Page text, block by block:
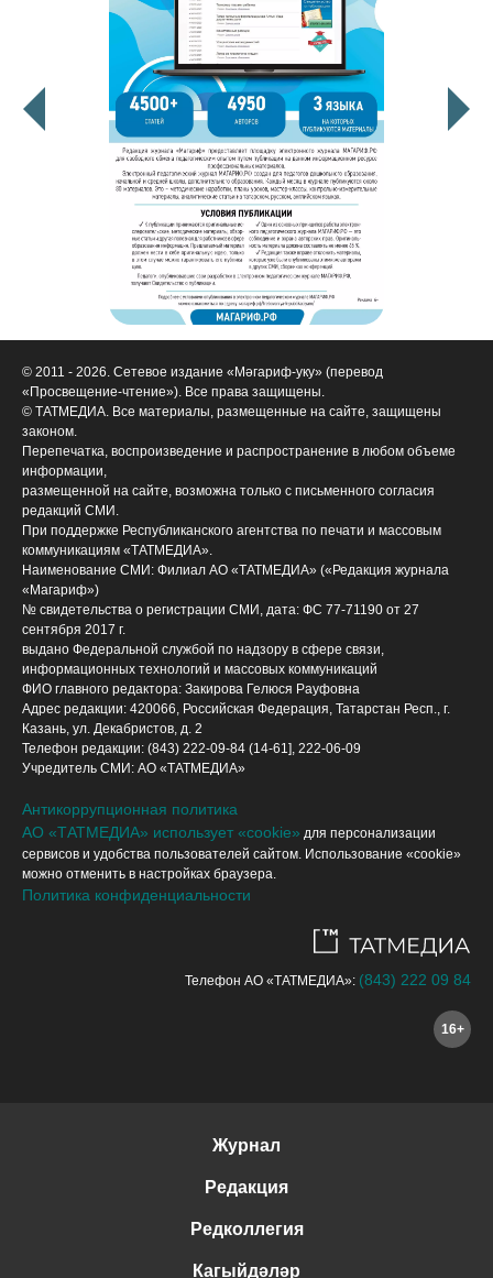
© 2011 - 2026. Сетевое издание «Мәгариф-уку» (перевод
«Просвещение-чтение»). Все права защищены.
© ТАТМЕДИА. Все материалы, размещенные на сайте, защищены
законом.
Перепечатка, воспроизведение и распространение в любом объеме
информации,
размещенной на сайте, возможна только с письменного согласия
редакций СМИ.
При поддержке Республиканского агентства по печати и массовым
коммуникациям «ТАТМЕДИА».
Наименование СМИ: Филиал АО «ТАТМЕДИА» («Редакция журнала
«Магариф»)
№ свидетельства о регистрации СМИ, дата: ФС 77-71190 от 27
сентября 2017 г.
выдано Федеральной службой по надзору в сфере связи,
информационных технологий и массовых коммуникаций
ФИО главного редактора: Закирова Гелюся Рауфовна
Адрес редакции: 420066, Российская Федерация, Татарстан Респ., г.
Казань, ул. Декабристов, д. 2
Телефон редакции: (843) 222-09-84 (14-61], 222-06-09
Учредитель СМИ: АО «ТАТМЕДИА»
Антикоррупционная политика
АО «ТАТМЕДИА» использует «cookie» для персонализации
сервисов и удобства пользователей сайтом. Использование «cookie»
можно отменить в настройках браузера.
Политика конфиденциальности
Телефон АО «ТАТМЕДИА»: (843) 222 09 84
16+
Журнал
Редакция
Редколлегия
Кагыйдәләр